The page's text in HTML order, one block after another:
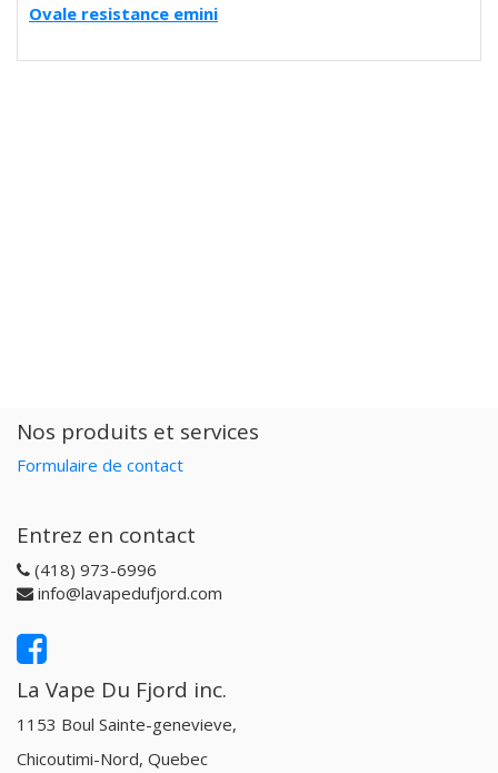
Ovale resistance emini
Nos produits et services
Formulaire de contact
Entrez en contact
(418) 973-6996
info@lavapedufjord.com
La Vape Du Fjord inc.
1153 Boul Sainte-genevieve,
Chicoutimi-Nord, Quebec